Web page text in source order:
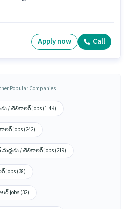
Apply now Call
Popular Companies
/ టెలికాలర్ jobs (1.4K)
jobs (242)
మద్దతు / టెలికాలర్ jobs (219)
jobs (38)
jobs (32)